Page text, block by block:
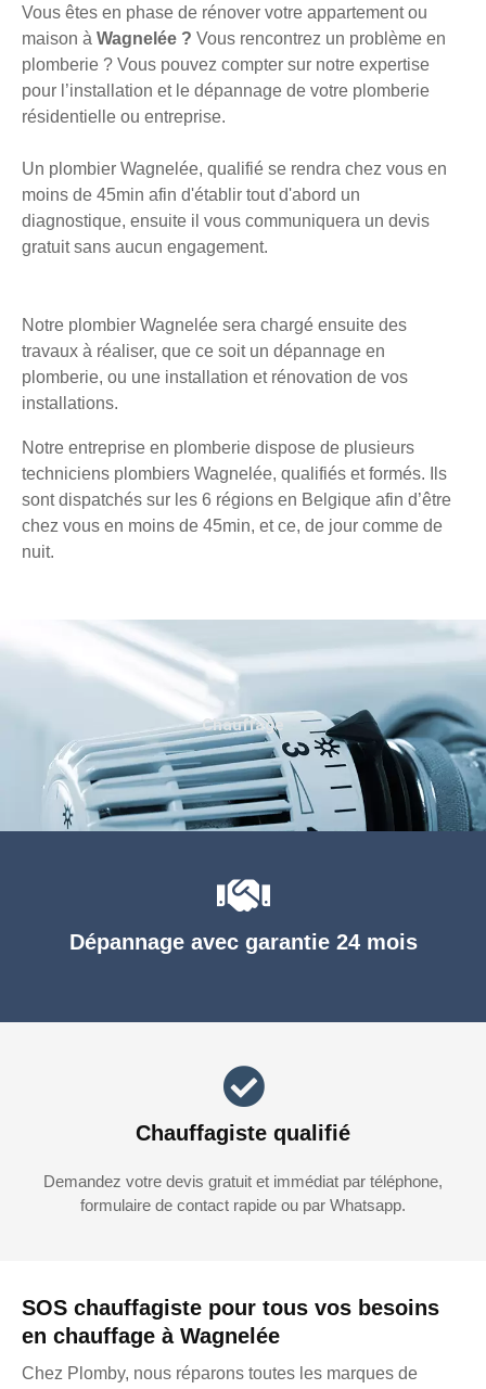
Vous êtes en phase de rénover votre appartement ou
maison à Wagnelée ? Vous rencontrez un problème en
plomberie ? Vous pouvez compter sur notre expertise
pour l’installation et le dépannage de votre plomberie
résidentielle ou entreprise.
Un plombier Wagnelée, qualifié se rendra chez vous en
moins de 45min afin d'établir tout d'abord un
diagnostique, ensuite il vous communiquera un devis
gratuit sans aucun engagement.
Notre plombier Wagnelée sera chargé ensuite des
travaux à réaliser, que ce soit un dépannage en
plomberie, ou une installation et rénovation de vos
installations.
Notre entreprise en plomberie dispose de plusieurs
techniciens plombiers Wagnelée, qualifiés et formés. Ils
sont dispatchés sur les 6 régions en Belgique afin d’être
chez vous en moins de 45min, et ce, de jour comme de
nuit.
SOS chauffagiste pour tous vos besoins
en chauffage à Wagnelée
Chez Plomby, nous réparons toutes les marques de
Dépannage avec garantie 24 mois
Chauffagiste qualifié
Demandez votre devis gratuit et immédiat par téléphone,
formulaire de contact rapide ou par Whatsapp.
Chauffage